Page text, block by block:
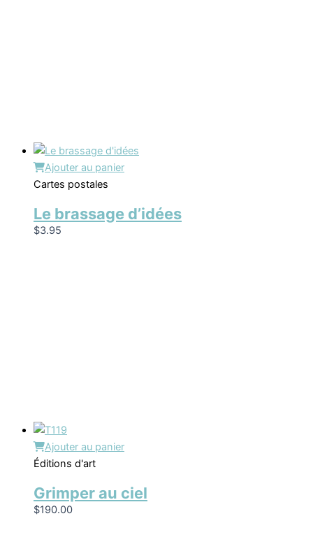
Ajouter au panier
Cartes postales
Le brassage d’idées
$3.95
Ajouter au panier
Éditions d'art
Grimper au ciel
$190.00